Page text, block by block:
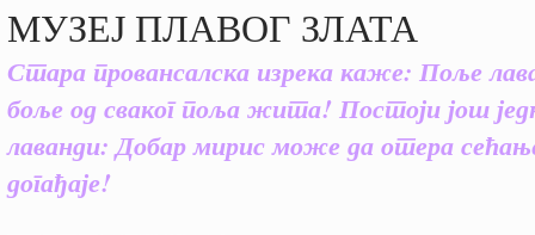
МУЗЕЈ ПЛАВОГ ЗЛАТА
Стара провансалска изрека каже: Поље
боље од сваког поља жита! Постоји још
лаванди: Добар мирис може да отера
догађаје!